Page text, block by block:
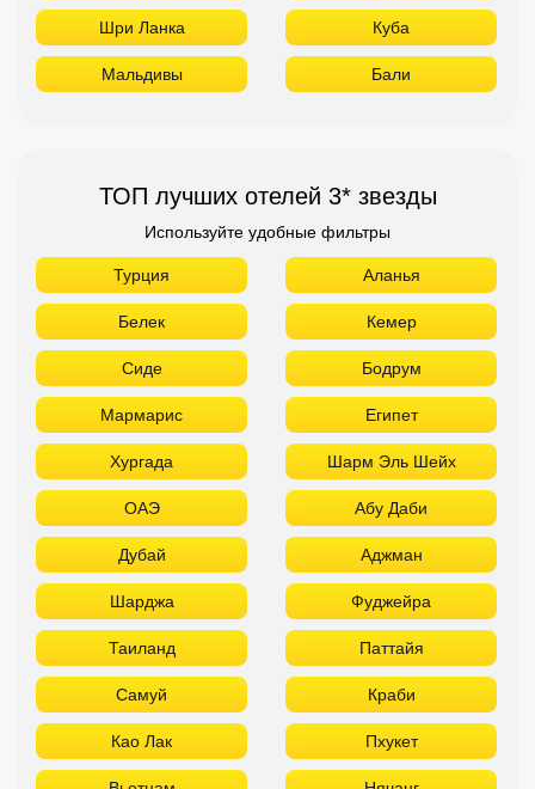
Турция Аланья
Белек
Хургада Шарм Эль Шейх
ОАЭ Абу Даби
Дубай Аджман
Шарджа Фуджейра
Таиланд Паттайя
Самуй Краби
Као Лак Пхукет
Вьетнам Нячанг
Фантьет Фукуок
Шри Ланка Куба
Мальдивы Бали